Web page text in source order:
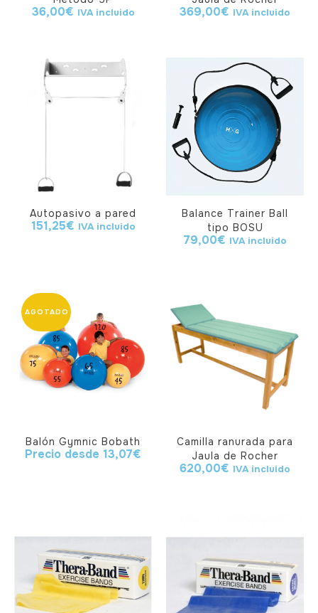
36,00€ IVA incluido 369,00€ IVA incluido
Autopasivo a pared
151,25€ IVA incluido
Balance Trainer Ball
tipo BOSU
79,00€ IVA incluido
Balón Gymnic Bobath
Precio desde 13,07€
Camilla ranurada para
Jaula de Rocher
620,00€ IVA incluido